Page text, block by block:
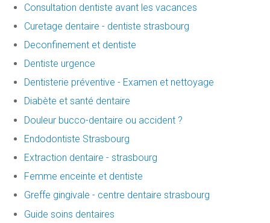
Consultation dentiste avant les vacances
Curetage dentaire - dentiste strasbourg
Deconfinement et dentiste
Dentiste urgence
Dentisterie préventive - Examen et nettoyage
Diabète et santé dentaire
Douleur bucco-dentaire ou accident ?
Endodontiste Strasbourg
Extraction dentaire - strasbourg
Femme enceinte et dentiste
Greffe gingivale - centre dentaire strasbourg
Guide soins dentaires